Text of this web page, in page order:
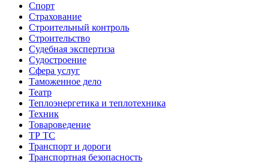
Спорт
Страхование
Строительный контроль
Строительство
Судебная экспертиза
Судостроение
Сфера услуг
Таможенное дело
Театр
Теплоэнергетика и теплотехника
Техник
Товароведение
ТР ТС
Транспорт и дороги
Транспортная безопасность